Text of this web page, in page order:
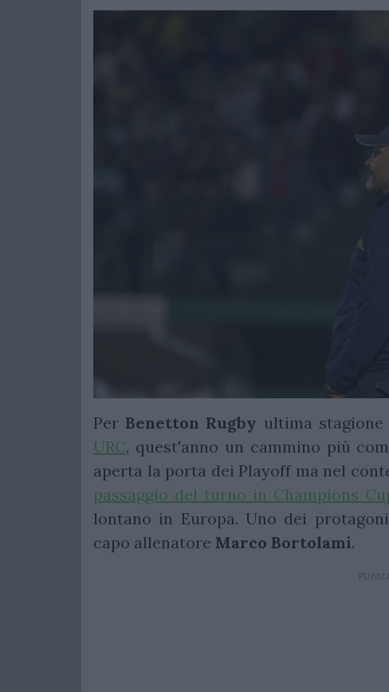
PerBenetton Rugby ultima
URC, quest'anno un cammino più
aperta la porta dei Playoff ma nel
passaggio del turno in Champions
lontano in Europa. Uno dei
capo allenatore Marco Bortolami.